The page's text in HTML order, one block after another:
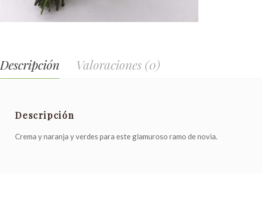
Descripción Valoraciones (0)
Descripción
Crema y naranja y verdes para este glamuroso ramo de novia.